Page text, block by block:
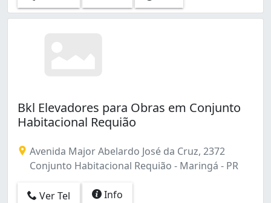
Bkl Elevadores para Obras em Conjunto
Habitacional Requião
Avenida Major Abelardo José da Cruz, 2372
Conjunto Habitacional Requião - Maringá - PR
Ver Tel Info